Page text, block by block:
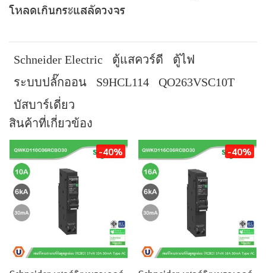
โหลดเกินกระแสลัดวงจร
Schneider Electric ตู้แสควร์ดี
ตู้ไฟ
ระบบปลั๊กออน
S9HCL114
QO263VSC10T
บัสบาร์เดี่ยว
สินค้าที่เกี่ยวข้อง
-40% -40%